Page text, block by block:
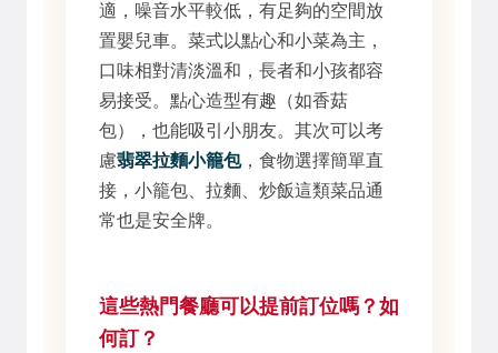
適，噪音水平較低，有足夠的空間放
置嬰兒車。菜式以點心和小菜為主，
口味相對清淡溫和，長者和小孩都容
易接受。點心造型有趣（如香菇
包），也能吸引小朋友。其次可以考
慮翡翠拉麵小籠包，食物選擇簡單直
接，小籠包、拉麵、炒飯這類菜品通
常也是安全牌。
這些熱門餐廳可以提前訂位嗎？如
何訂？